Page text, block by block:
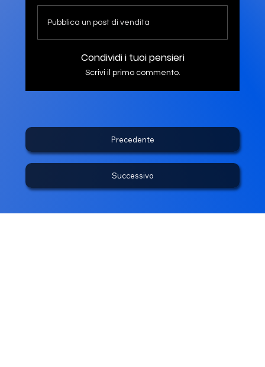
Precedente
Successivo
Pubblica un post di vendita
Condividi i tuoi pensieri
Scrivi il primo commento.